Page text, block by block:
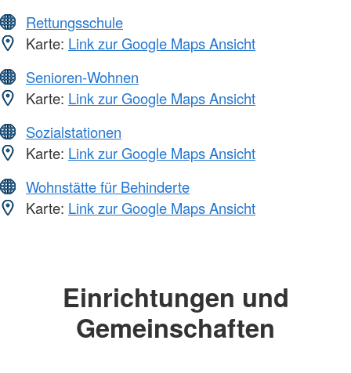
Rettungsschule
Karte: Link zur Google Maps Ansicht
Senioren-Wohnen
Karte: Link zur Google Maps Ansicht
Sozialstationen
Karte: Link zur Google Maps Ansicht
Wohnstätte für Behinderte
Karte: Link zur Google Maps Ansicht
Einrichtungen und
Gemeinschaften